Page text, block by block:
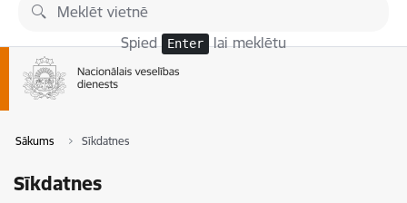
Pāriet uz lapas saturu
Spied Enter lai meklētu
Sākums Sīkdatnes
Sīkdatnes